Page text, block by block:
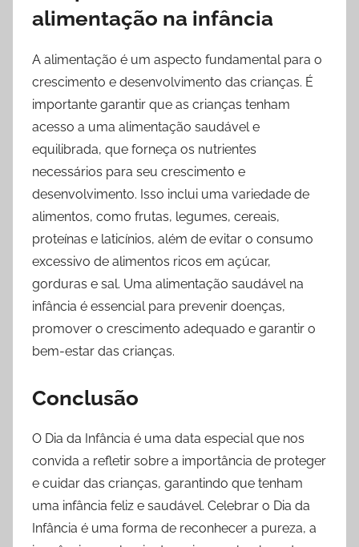
alimentação na infância
A alimentação é um aspecto fundamental para o
crescimento e desenvolvimento das crianças. É
importante garantir que as crianças tenham
acesso a uma alimentação saudável e
equilibrada, que forneça os nutrientes
necessários para seu crescimento e
desenvolvimento. Isso inclui uma variedade de
alimentos, como frutas, legumes, cereais,
proteínas e laticínios, além de evitar o consumo
excessivo de alimentos ricos em açúcar,
gorduras e sal. Uma alimentação saudável na
infância é essencial para prevenir doenças,
promover o crescimento adequado e garantir o
bem-estar das crianças.
Conclusão
O Dia da Infância é uma data especial que nos
convida a refletir sobre a importância de proteger
e cuidar das crianças, garantindo que tenham
uma infância feliz e saudável. Celebrar o Dia da
Infância é uma forma de reconhecer a pureza, a